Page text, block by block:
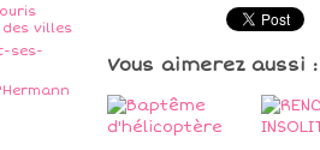
villes
ses-
Vous aimerez aussi :